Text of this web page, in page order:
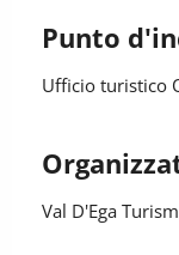
Punto
Ufficio turistico
Val D'Ega